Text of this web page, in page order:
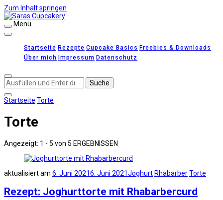
Zum Inhalt springen
Menü
Startseite Rezepte Cupcake Basics Freebies & Downloads
Über mich Impressum Datenschutz
Suchst
du
nach
etwas?
Startseite Torte
Torte
Angezeigt: 1 - 5 von 5 ERGEBNISSEN
aktualisiert am 6. Juni 20216. Juni 2021JoghurtRhabarberTorte
Rezept: Joghurttorte mit Rhabarbercurd